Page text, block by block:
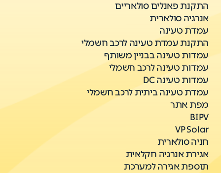
התקנת פאנלים סולאריים
אנרגיה סולארית
עמדת טעינה
התקנת עמדת טעינה לרכב חשמלי
עמדות טעינה בבניין משותף
עמדות טעינה לרכב חשמלי
עמדות טעינה DC
עמדת טעינה ביתית לרכב חשמלי
מפת אתר
BIPV
VP Solar
חניה סולארית
אגירת אנרגיה חקלאית
תוספת אגירה למערכת